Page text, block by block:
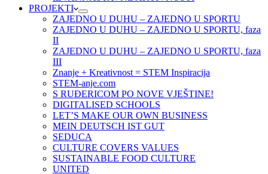
PROJEKTI
ZAJEDNO U DUHU – ZAJEDNO U SPORTU
ZAJEDNO U DUHU – ZAJEDNO U SPORTU, faza
II
ZAJEDNO U DUHU – ZAJEDNO U SPORTU, faza
III
Znanje + Kreativnost = STEM Inspiracija
STEM-anje.com
S RUĐERICOM PO NOVE VJEŠTINE!
DIGITALISED SCHOOLS
LET’S MAKE OUR OWN BUSINESS
MEIN DEUTSCH IST GUT
SEDUCA
CULTURE COVERS VALUES
SUSTAINABLE FOOD CULTURE
UNITED